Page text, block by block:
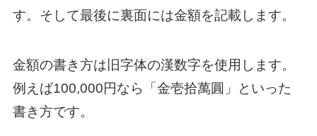
す。そして最後に裏面には金額を記載します。
金額の書き方は旧字体の漢数字を使用します。
例えば100,000円なら「金壱拾萬圓」といった
書き方です。